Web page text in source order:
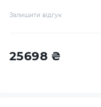
Залишити відгук
25698 ₴